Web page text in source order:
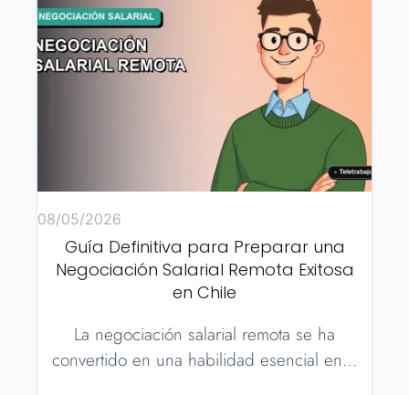
08/05/2026
Guía Definitiva para Preparar una
Negociación Salarial Remota Exitosa
en Chile
La negociación salarial remota se ha
convertido en una habilidad esencial en…